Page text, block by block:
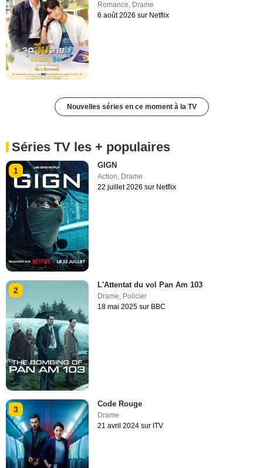
Romance, Drame
6 août 2026 sur Netflix
Nouvelles séries en ce moment à la TV
Séries TV les + populaires
1
GIGN
Action, Drame
22 juillet 2026 sur Netflix
2
L'Attentat du vol Pan Am 103
Drame Policier
18 mai 2025 sur BBC
3
Code Rouge
Drame
21 avril 2024 sur ITV